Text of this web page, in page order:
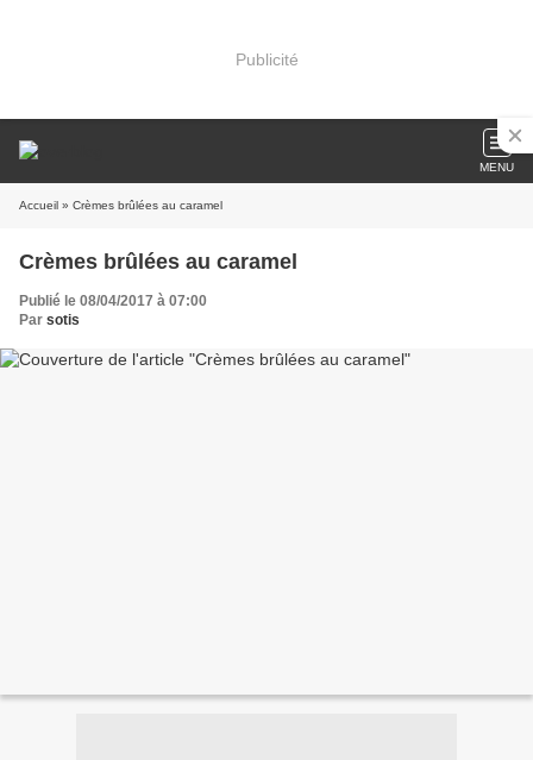
Publicité
MENU
Accueil » Crèmes brûlées au caramel
Crèmes brûlées au caramel
Publié le 08/04/2017 à 07:00
Par sotis